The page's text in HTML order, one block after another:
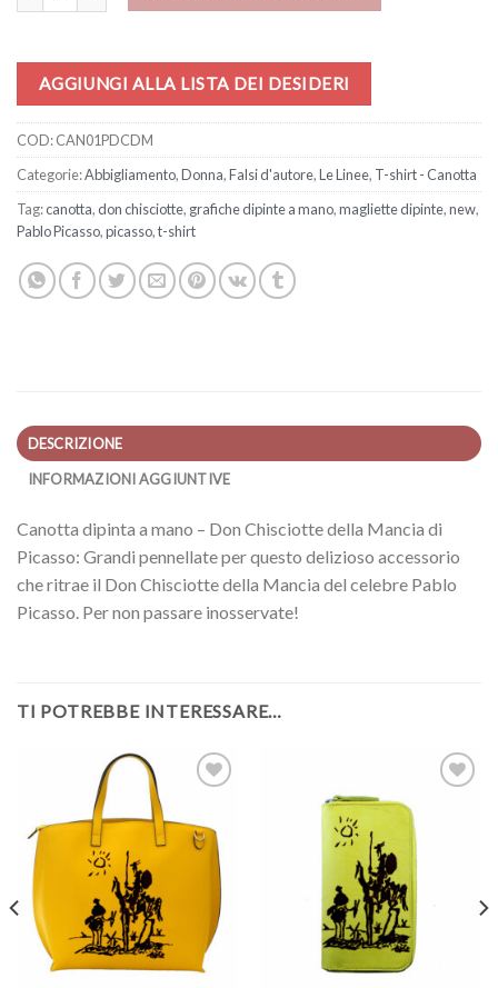
AGGIUNGI ALLA LISTA DEI DESIDERI
COD:CAN01PDCDM
Categorie:Abbigliamento,Donna,Falsi d'autore,Le Linee, T-shirt - Canotta
Tag:canotta, don chisciotte, grafiche dipinte a mano,magliette dipinte,new,
Pablo Picasso,picasso,t-shirt
DESCRIZIONE
INFORMAZIONI AGGIUNTIVE
Canotta dipinta a mano – Don Chisciotte della Mancia di
Picasso: Grandi pennellate per questo delizioso accessorio
che ritrae il Don Chisciotte della Mancia del celebre Pablo
Picasso. Per non passare inosservate!
TI POTREBBE INTERESSARE…